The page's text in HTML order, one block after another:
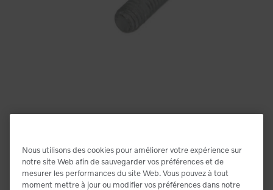
Fermer
Sélectionnez votre lieu de livraison
Nous utilisons des cookies pour améliorer votre expérience sur
notre site Web afin de sauvegarder vos préférences et de
mesurer les performances du site Web. Vous pouvez à tout
moment mettre à jour ou modifier vos préférences dans notre